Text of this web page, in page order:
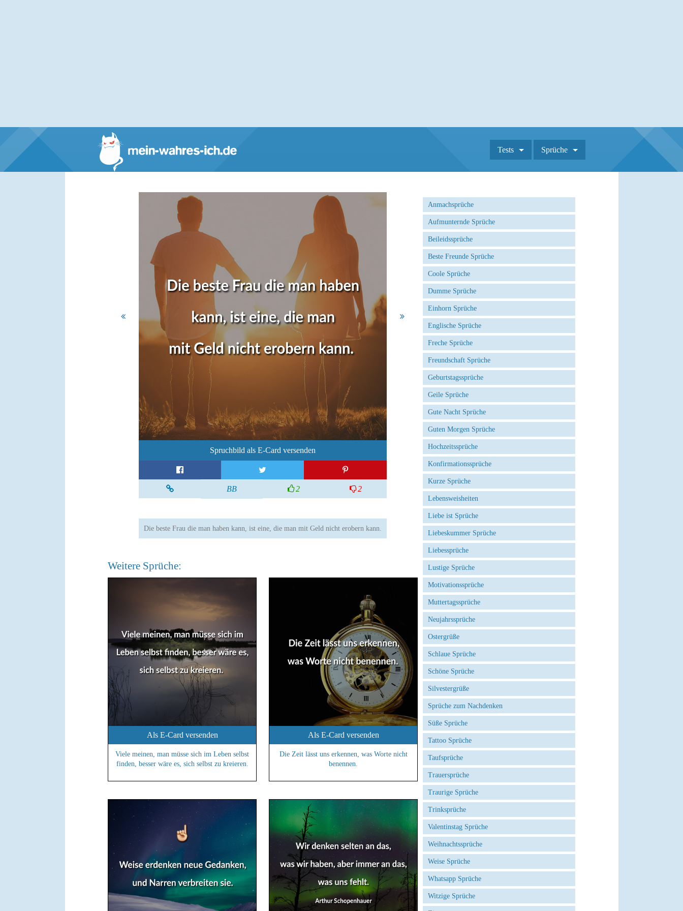
Tests Sprüche
Spruchbild als E-Card versenden
BB 2 2
Die beste Frau die man haben kann, ist eine, die man mit Geld nicht erobern kann.
Weitere Sprüche:
Als E-Card versenden
Viele meinen, man müsse sich im Leben selbst
finden, besser wäre es, sich selbst zu kreieren.
Als E-Card versenden
Die Zeit lässt uns erkennen, was Worte nicht
benennen.
Anmachsprüche
Aufmunternde Sprüche
Beileidssprüche
Beste Freunde Sprüche
Coole Sprüche
Dumme Sprüche
Einhorn Sprüche
Englische Sprüche
Freche Sprüche
Freundschaft Sprüche
Geburtstagssprüche
Geile Sprüche
Gute Nacht Sprüche
Guten Morgen Sprüche
Hochzeitssprüche
Konfirmationssprüche
Kurze Sprüche
Lebensweisheiten
Liebe ist Sprüche
Liebeskummer Sprüche
Liebessprüche
Lustige Sprüche
Motivationssprüche
Muttertagssprüche
Neujahrssprüche
Ostergrüße
Schlaue Sprüche
Schöne Sprüche
Silvestergrüße
Sprüche zum Nachdenken
Süße Sprüche
Tattoo Sprüche
Taufsprüche
Trauersprüche
Traurige Sprüche
Trinksprüche
Valentinstag Sprüche
Weihnachtssprüche
Weise Sprüche
Whatsapp Sprüche
Witzige Sprüche